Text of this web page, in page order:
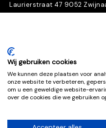
Laurierstraat 47 9052
Download nu gratis e-books
Gratis
Wij gebruiken cookies
We kunnen deze plaatsen voor
onze website te verbeteren,
om u een geweldige website-
over de cookies die we gebruiken